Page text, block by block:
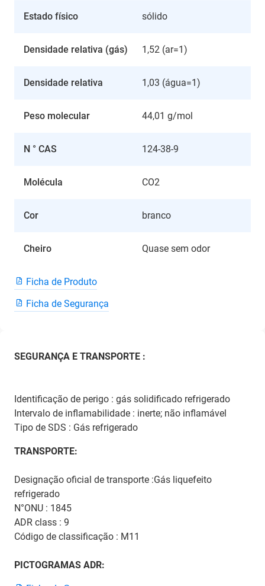
Estado físico sólido
Densidade relativa (gás) 1,52 (ar=1)
Densidade relativa 1,03 (água=1)
Peso molecular 44,01 g/mol
N ° CAS 124-38-9
Molécula CO2
Cor branco
Cheiro Quase sem odor
Ficha de Produto
Ficha de Segurança
SEGURANÇA E TRANSPORTE :
Identificação de perigo : gás solidificado refrigerado
Intervalo de inflamabilidade : inerte; não inflamável
Tipo de SDS : Gás refrigerado
TRANSPORTE:
Designação oficial de transporte :Gás liquefeito
refrigerado
N°ONU : 1845
ADR class : 9
Código de classificação : M11
PICTOGRAMAS ADR: